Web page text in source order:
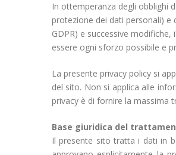
In ottemperanza degli obblighi
protezione dei dati personali) e
GDPR) e successive
essere ogni sforzo possibile e
La presente privacy policy si
del sito. Non si applica alle
privacy è di fornire la massima
Base giuridica del
Il presente sito tratta i dati in